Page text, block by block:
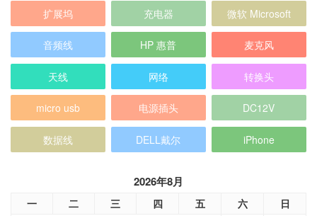
扩展坞 充电器 微软 Microsoft
音频线 HP 惠普 麦克风
天线 网络 转换头
micro usb 电源插头 DC12V
数据线 DELL戴尔 iPhone
2026年8月
一 二 三 四 五 六 日